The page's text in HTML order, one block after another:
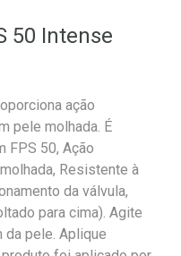
50 Intense
ação
pele molhada. É
FPS 50, Ação
Resistente à
da válvula,
para cima). Agite
da pele. Aplique